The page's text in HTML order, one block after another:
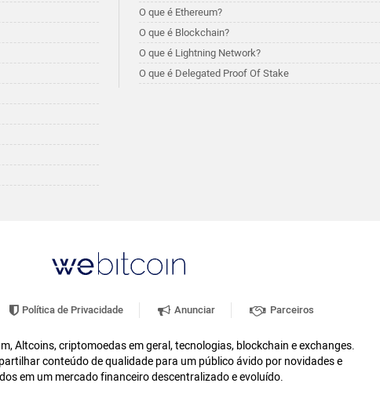
O que é Ethereum?
O que é Blockchain?
O que é Lightning Network?
O que é Delegated Proof Of Stake
Política de Privacidade Anunciar Parceiros
Altcoins, criptomoedas em geral, tecnologias, blockchain e exchanges.
conteúdo de qualidade para um público ávido por novidades e
em um mercado financeiro descentralizado e evoluído.